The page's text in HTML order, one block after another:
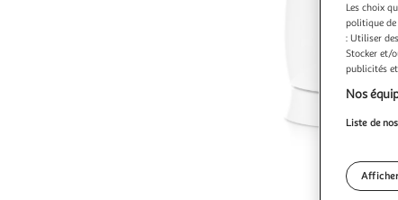
Les choix
politique de
: Utiliser
Stocker et/
publicités
Nos
Liste de